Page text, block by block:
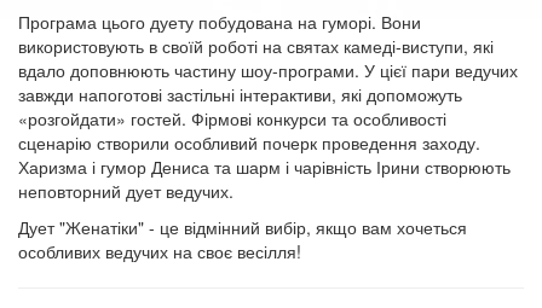
Програма цього дуету побудована на гуморі. Вони
використовують в своїй роботі на святах камеді-виступи, які
вдало доповнюють частину шоу-програми. У цієї пари ведучих
завжди напоготові застільні інтерактиви, які допоможуть
«розгойдати» гостей. Фірмові конкурси та особливості
сценарію створили особливий почерк проведення заходу.
Харизма і гумор Дениса та шарм і чарівність Ірини створюють
неповторний дует ведучих.
Дует "Женатіки" - це відмінний вибір, якщо вам хочеться
особливих ведучих на своє весілля!